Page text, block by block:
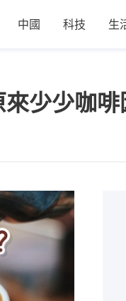
中國 科技 生
來少少咖